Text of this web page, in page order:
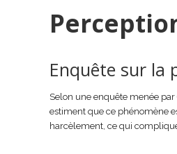
Enquête sur la
Selon une enquête menée
estiment que ce phénomène
harcèlement, ce qui